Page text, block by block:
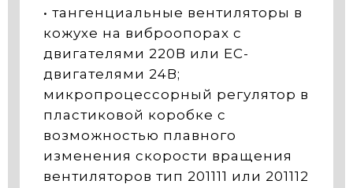
• тангенциальные вентиляторы в
кожухе на виброопорах с
двигателями 220В или ЕС-
двигателями 24В;
микропроцессорный регулятор в
пластиковой коробке с
возможностью плавного
изменения скорости вращения
вентиляторов тип 201111 или 201112